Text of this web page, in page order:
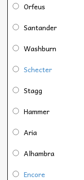
Orfeus
Santander
Washburn
Schecter
Stagg
Hammer
Aria
Alhambra
Encore